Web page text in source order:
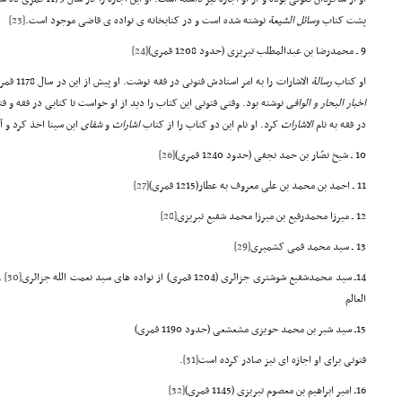
پشت کتابوسائلالشیعة نوشته شده است و در کتابخانه ی نواده ی قاضی موجود است.[23]
9 ـ محمدرضا بن عبدالمطلب تبریزی (حدود 1208 قمری)
[24]
او کتابرسالة الاشارات را به امر استادش فتونی در فقه نوشت. او پیش از این در سال 1178 قمری کتابی در روایات با عنوان
اخبار البحار و الوافینوشته بود. وقتی فتونی این کتاب را دید از او خواست تا کتابی در فقه و
در فقه به نامالاشارات کرد. او نام این دو کتاب را از کتاباشارات وشفای ابن سینا اخذ کرد و
10 ـ شیخ نصّار بن حمد نجفی (حدود 1240 قمری)
[26]
11 ـ احمد بن محمد بن علی معروف به عطار(1215 قمری)
[27]
12 ـ میرزا محمدرفیع بن میرزا محمد شفیع تبریزی
[28]
13 ـ سید محمد قمی کشمیری
[29]
14ـ سید محمدشفیع شوشتری جزائری (1204 قمری) از نواده های سید نعمت الله جزائری
[30]
العالم
15ـ سید شبر بن محمد حویزی مشعشعی (حدود 1190 قمری)
فتونی برای او اجازه ای نیز صادر کرده است[31]
.
16ـ امیر ابراهیم بن معصوم تبریزی (1145 قمری)
[32]